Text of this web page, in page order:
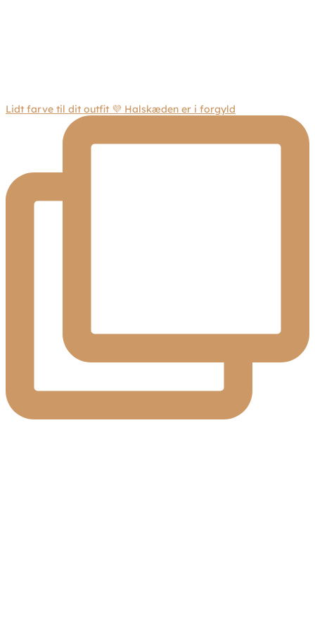
Lidt farve til dit outfit 💜 Halskæden er i forgyld